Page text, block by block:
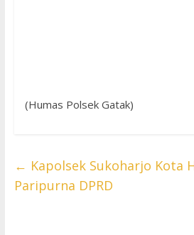
(Humas Polsek Gatak)
← Kapolsek Sukoharjo Kota
Paripurna DPRD